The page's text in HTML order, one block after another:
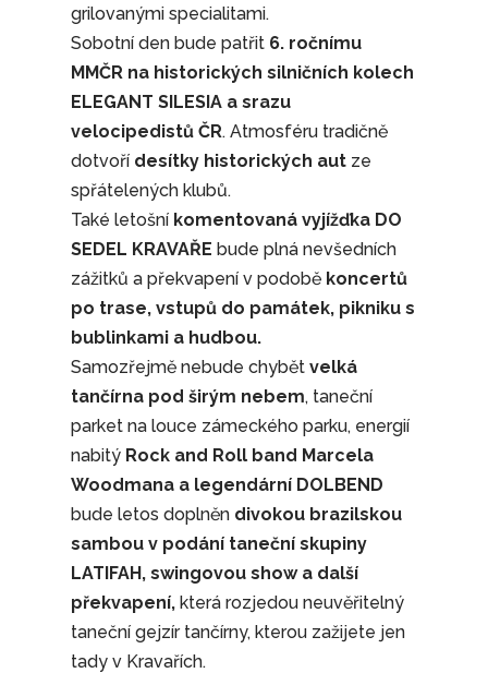
grilovanými specialitami.
Sobotní den bude patřit 6. ročnímu
MMČR na historických silničních kolech
ELEGANT SILESIA a srazu
velocipedistů ČR. Atmosféru tradičně
dotvoří desítky historických autze
spřátelených klubů.
Také letošní komentovaná vyjížďka DO
SEDEL KRAVAŘE bude plná nevšedních
zážitků a překvapení v podobě koncertů
po trase, vstupů do památek, pikniku s
bublinkami a hudbou.
Samozřejmě nebude chybět velká
tančírna pod širým nebem, taneční
parket na louce zámeckého parku, energií
nabitý Rock and Roll band Marcela
Woodmana a legendární DOLBEND
bude letos doplněn divokou brazilskou
sambou v podání taneční skupiny
LATIFAH, swingovou show a další
překvapení,která rozjedou neuvěřitelný
taneční gejzír tančírny, kterou zažijete jen
tady v Kravařích.